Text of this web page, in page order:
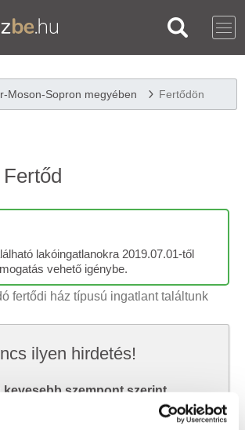
Moson-Sopron megyében Fertődön
lakóingatlanokra 2019.07.01-től
vehető igénybe.
fertődi ház típusú ingatlant találtunk
ilyen hirdetés!
kevesebb szempont szerint
akkor megtalálod, amit keresel.